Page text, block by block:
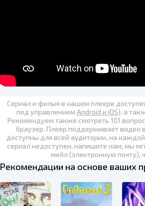
Сериал и фильм в нашем плеере
под управлением Android и iOS), а
Рекомендуем также смотреть 101
браузер. Плеер поддерживает видео
доступны для всей аудитории, на
сериал недоступен, напишите нам, мы
мейл (электронную почту),
Рекомендации на основе ваших